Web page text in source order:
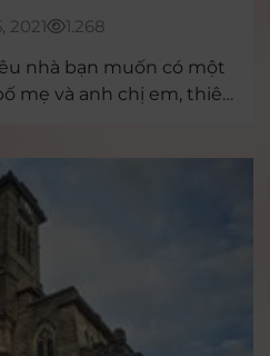
2021
1.268
nhà bạn muốn có một
mẹ và anh chị em, thiên
của tất cả thành viên